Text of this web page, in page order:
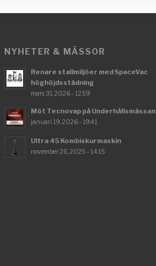
NYHETER & MÄSSOR
Renare stallmiljöer med SpaceVac
höghöjdsstädning
mars 31, 2026 - 12:59
Möt Tecnovap på Underhållsmässan
januari 19, 2026 - 19:41
Ultra 45 Kombiskurmaskin
november 28, 2025 - 14:15